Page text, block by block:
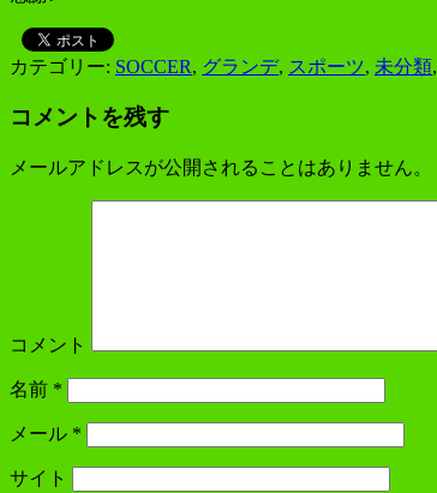
カテゴリー: SOCCER, グランデ, スポーツ, 未分類,
コメントを残す
メールアドレスが公開されることはありません。
コメント
名前 *
メール *
サイト